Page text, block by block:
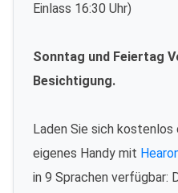
Einlass 16:30 Uhr)
Sonntag und Feiertag
Besichtigung.
Laden Sie sich kostenlos
eigenes Handy mit
in 9 Sprachen verfügbar: